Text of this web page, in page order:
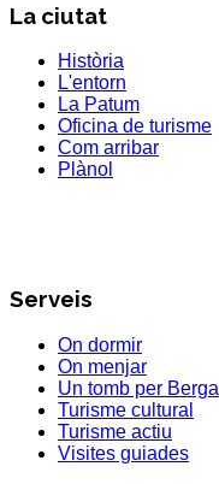
La ciutat
Història
L'entorn
La Patum
Oficina de turisme
Com arribar
Plànol
Serveis
On dormir
On menjar
Un tomb per Berga
Turisme cultural
Turisme actiu
Visites guiades